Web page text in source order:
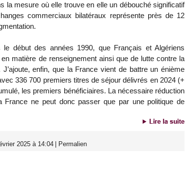
la mesure où elle trouve en elle un débouché significatif
commerciaux bilatéraux représente près de 12
le début des années 1990, que Français et Algériens
matière de renseignement ainsi que de lutte contre la
enfin, que la France vient de battre un énième
336 700 premiers titres de séjour délivrés en 2024 (+
les premiers bénéficiaires. La nécessaire réduction
ne peut donc passer que par une politique de
2025 à 14:04 Permalien